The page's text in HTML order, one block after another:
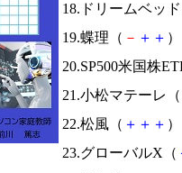
18.ドリームベッ
19.蝶理（ － ＋ ＋
20.SP500米国株
21.小松マテーレ（
22.松風（ ＋ ＋ ＋
23.グローバルX（